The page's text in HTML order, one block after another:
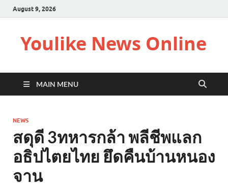
August 9, 2026
Youlike News Online
MAIN MENU
NEWS
สดุดี 3ทหารกล้า พลีชีพแลก
อธิปไตยไทย ยึดคืนบ้านหนอง
จาน